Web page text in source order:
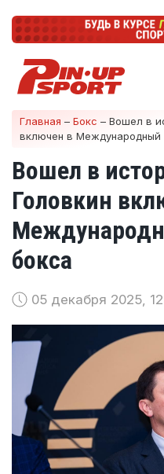
Главная – Бокс – Вошел в
включен в Международный
Вошел в
Головкин
бокса
05 декабря 2025,